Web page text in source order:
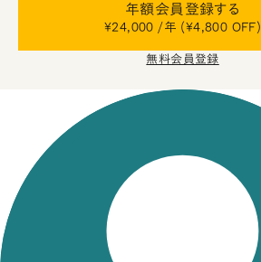
年額会員登録する
¥24,000 /年 (¥4,800 OFF)
無料会員登録